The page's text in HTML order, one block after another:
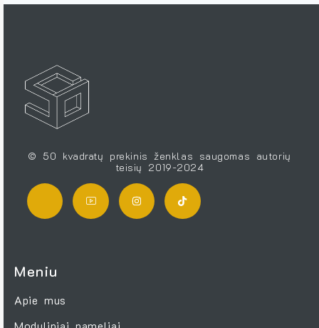
© 50 kvadratų prekinis ženklas saugomas autorių
teisių 2019-2024
Meniu
Apie mus